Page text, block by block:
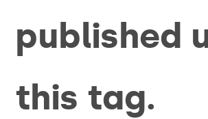
published
this tag.